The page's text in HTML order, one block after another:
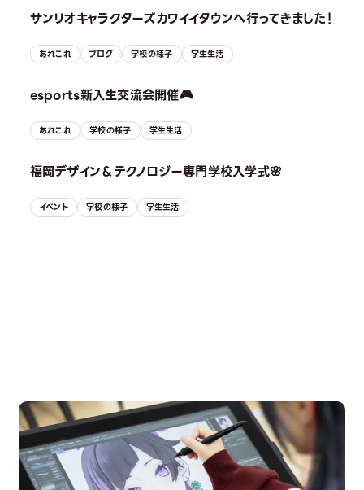
サンリオキャラクターズカワイイタウンへ行ってきました！
あれこれ ブログ 学校の様子 学生生活
esports新入生交流会開催🎮
あれこれ 学校の様子 学生生活
福岡デザイン＆テクノロジー専門学校入学式🌸
イベント 学校の様子 学生生活